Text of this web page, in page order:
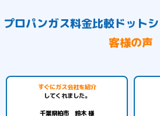
プロパンガス料金比較ドット
客様の声
すぐにガス会社を紹介
してくれました。
千葉県柏市 鈴木 様